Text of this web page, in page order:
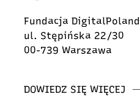
Fundacja DigitalPoland
ul. Stępińska 22/30
00-739 Warszawa
DOWIEDZ SIĘ WIĘCEJ